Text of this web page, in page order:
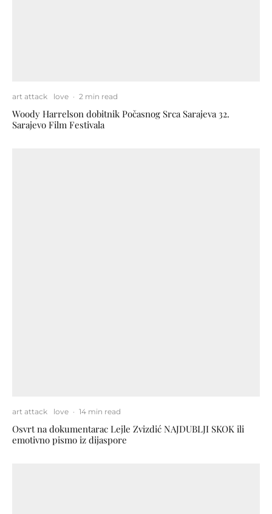
art attack love · 2 min read
Woody Harrelson dobitnik Počasnog Srca Sarajeva 32.
Sarajevo Film Festivala
art attack love · 14 min read
Osvrt na dokumentarac Lejle Zvizdić NAJDUBLJI SKOK ili
emotivno pismo iz dijaspore